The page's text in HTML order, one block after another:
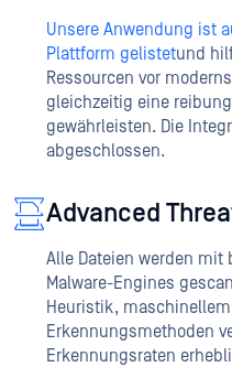
Unsere Anwendung ist
Plattform gelistetund
Ressourcen vor
gleichzeitig eine
gewährleisten. Die
abgeschlossen.
Advanced
Alle Dateien werden mit
Malware-Engines
Heuristik,
Erkennungsmethoden
Erkennungsraten